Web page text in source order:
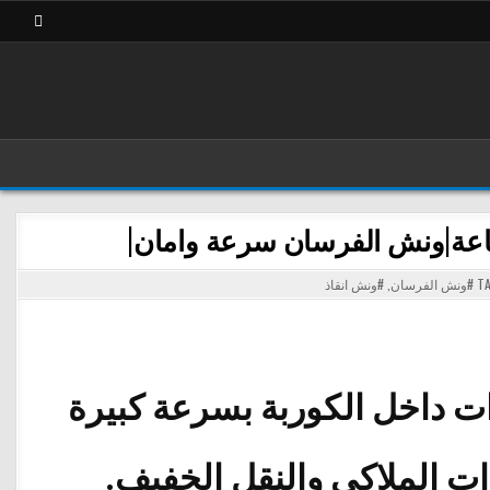
#ونش الفرسان ,#ونش انقاذ
داخل الكوربة بسرعة كبيرة
الملاكي والنقل الخفيف.